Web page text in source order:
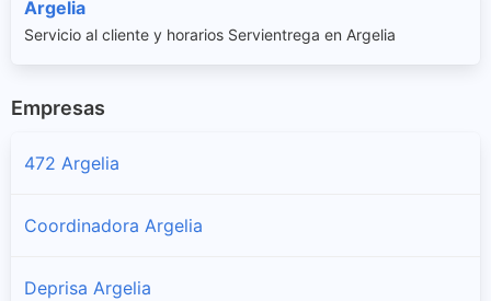
Argelia
Servicio al cliente y horarios Servientrega en Argelia
Empresas
472 Argelia
Coordinadora Argelia
Deprisa Argelia